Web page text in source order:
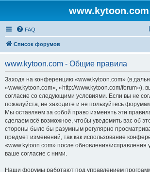
www.kytoon.com
FAQ
Список форумов
www.kytoon.com - Общие правила
Заходя на конференцию «www.kytoon.com» (в
«www.kytoon.com», «http://www.kytoon.com/forum»),
согласие со следующими условиями. Если вы не
пожалуйста, не заходите и не пользуйтесь
Мы оставляем за собой право изменять эти
сделаем всё возможное, чтобы уведомить вас об
стороны было бы разумным регулярно
предмет изменений, так как использование
«www.kytoon.com» после обновления/исправления
ваше согласие с ними.
Наши форумы работают под управлением